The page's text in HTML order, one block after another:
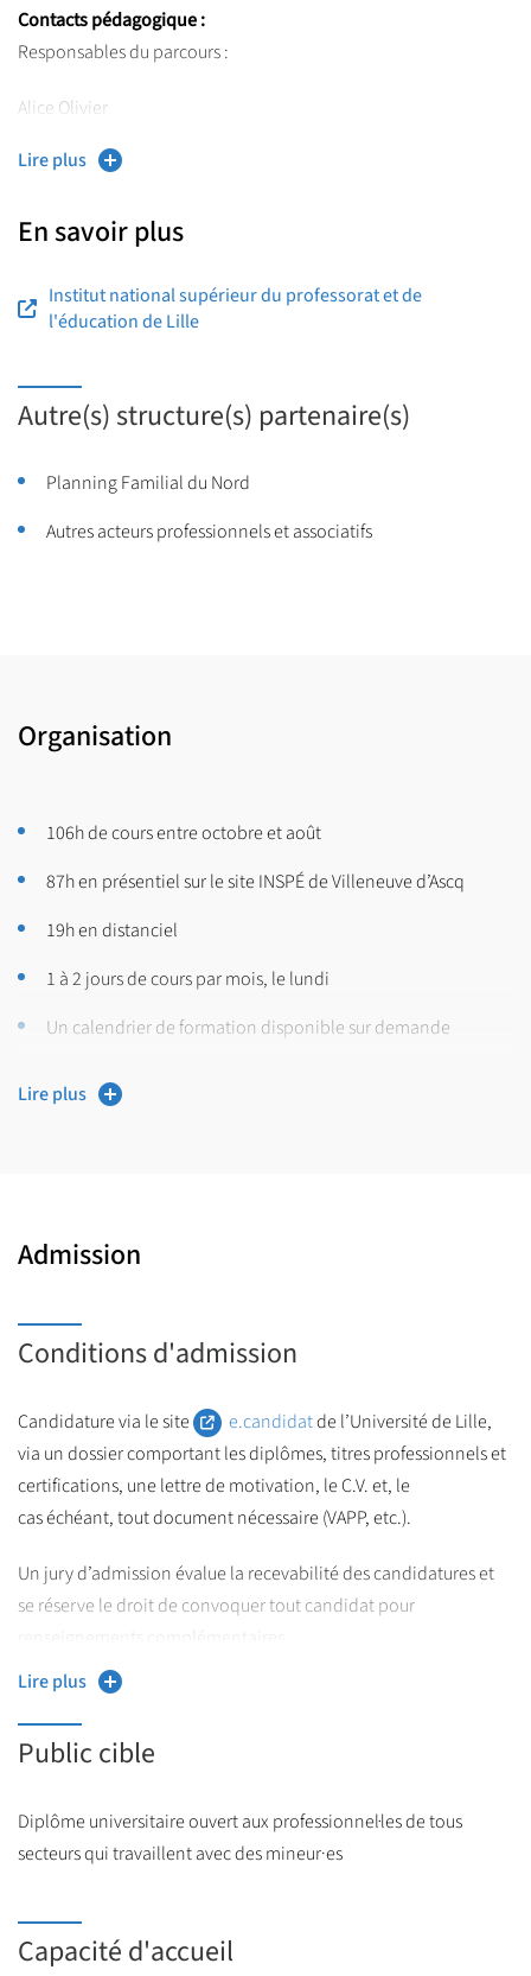
Contacts pédagogique :
Responsables du parcours :
Alice Olivier
alice.olivier@
Frédérique Le Doujet
Lire plus
En savoir plus
Institut national supérieur du professorat et de
l'éducation de Lille
Autre(s) structure(s) partenaire(s)
Planning Familial du Nord
Autres acteurs professionnels et associatifs
Organisation
106h de cours entre octobre et août
87h en présentiel sur le site INSPÉ de Villeneuve d’Ascq
19h en distanciel
1 à 2 jours de cours par mois, le lundi
Un calendrier de formation disponible sur demande
Lire plus
Admission
Conditions d'admission
Candidature via le site e.candidatde l’Université de Lille,
via un dossier comportant les diplômes, titres professionnels et
certifications, une lettre de motivation, le C.V. et, le
cas échéant, tout document nécessaire (VAPP, etc.).
Un jury d’admission évalue la recevabilité des candidatures et
se réserve le droit de convoquer tout candidat pour
renseignements complémentaires.
Lire plus
Public cible
Diplôme universitaire ouvert aux professionnel·les de tous
secteurs qui travaillent avec des mineur·es
Capacité d'accueil